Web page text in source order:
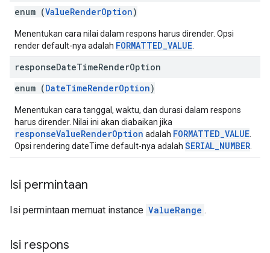
enum (ValueRenderOption)
Menentukan cara nilai dalam respons harus dirender. Opsi
render default-nya adalah FORMATTED_VALUE
responseDateTimeRenderOption
enum (DateTimeRenderOption)
Menentukan cara tanggal, waktu, dan durasi dalam respons
harus dirender. Nilai ini akan diabaikan jika
responseValueRenderOption adalah FORMATTED_VALUE
Opsi rendering dateTime default-nya adalah SERIAL_NUMBER
Isi permintaan
Isi permintaan memuat instance ValueRange .
Isi respons